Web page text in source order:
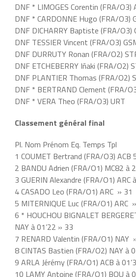
DNF * LIMOGES Corentin (FRA/O3)
DNF * CARDONNE Hugo (FRA/O3)
DNF DICHARRY Baptiste (FRA/O3)
DNF TESSIER Vincent (FRA/O3)
DNF DURRUTY Ronan (FRA/O2)
DNF ETCHEBERRY Iñaki (FRA/O2)
DNF PLANTIER Thomas (FRA/O2)
DNF * BERTRAND Clement (FRA/
DNF * VERA Theo (FRA/O3) URT
Classement général final
Pl. Nom Prénom Eq. Temps Tpl
1 COUMET Bertrand (FRA/O3) ACB
2 BANDU Adrien (FRA/O1) MC82 à
3 GUERIN Alexandre (FRA/O1) ARC
4 CASADO Leo (FRA/O1) ARC » 31
5 MITERNIQUE Luc (FRA/O1) ARC
6 * HOUCHOU BIGNALET
NAY à 01’22 » 33
7 RENARD Valentin (FRA/O1) NAY
8 CINTAS Bastien (FRA/O2) NAY à
9 ARLA Jérémy (FRA/O1) ACB à
10 LAMY Antoine (FRA/O1) BOU à